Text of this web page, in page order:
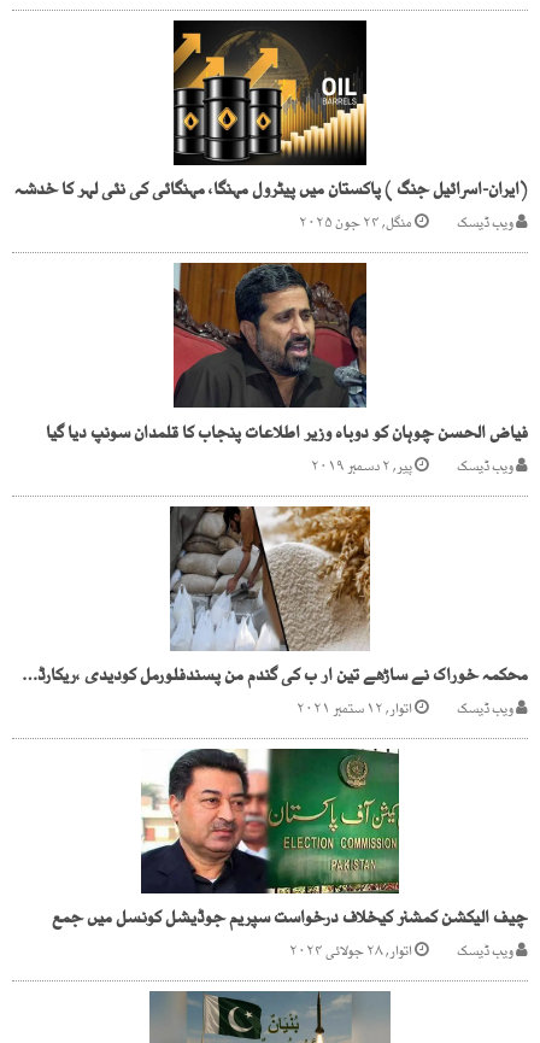
(ایران-اسرائیل جنگ ) پاکستان میں پیٹرول مہنگا، مہنگائی کی نئی لہر کا خدشہ
ویب ڈیسک منگل, ۲۴ جون ۲۰۲۵
فیاض الحسن چوہان کو دوباہ وزیر اطلاعات پنجاب کا قلمدان سونپ دیا گیا
ویب ڈیسک پیر, ۲ دسمبر ۲۰۱۹
محکمہ خوراک نے ساڑھے تین ار ب کی گندم من پسندفلورمل کودیدی ،ریکارڈغائب
ویب ڈیسک اتوار, ۱۲ ستمبر ۲۰۲۱
چیف الیکشن کمشنر کیخلاف درخواست سپریم جوڈیشل کونسل میں جمع
ویب ڈیسک اتوار, ۲۸ جولائی ۲۰۲۴